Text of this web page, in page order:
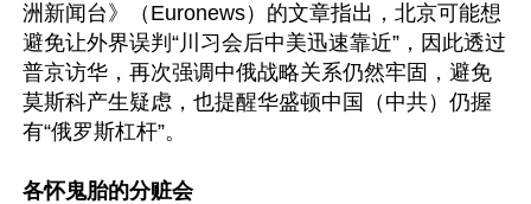
洲新闻台》（Euronews）的文章指出，北京可能想
避免让外界误判“川习会后中美迅速靠近”，因此透过
普京访华，再次强调中俄战略关系仍然牢固，避免
莫斯科产生疑虑，也提醒华盛顿中国（中共）仍握
有“俄罗斯杠杆”。
各怀鬼胎的分赃会